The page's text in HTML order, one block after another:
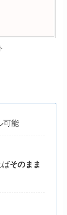
可能
ばそのまま